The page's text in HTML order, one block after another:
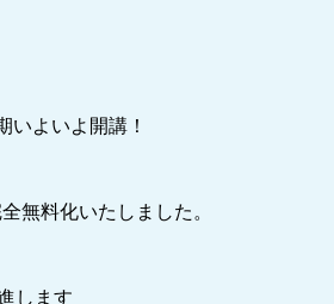
いよいよ開講！
無料化いたしました。
します